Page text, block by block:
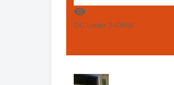
visibility
DC Lader 240KW